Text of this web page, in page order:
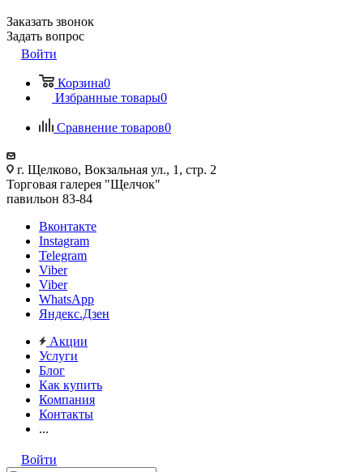
Заказать звонок
Задать вопрос
Войти
Корзина0
Избранные товары0
Сравнение товаров0
г. Щелково, Вокзальная ул., 1, стр. 2
Торговая галерея "Щелчок"
павильон 83-84
Вконтакте
Instagram
Telegram
Viber
Viber
WhatsApp
Яндекс.Дзен
Акции
Услуги
Блог
Как купить
Компания
Контакты
...
Войти